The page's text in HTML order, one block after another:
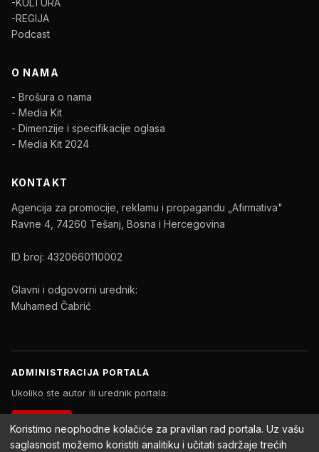
-KULTURA
-REGIJA
Podcast
O NAMA
- Brošura o nama
- Media Kit
- Dimenzije i specifikacije oglasa
- Media Kit 2024
KONTAKT
Agencija za promocije, reklamu i propagandu „Afirmativa"
Ravne 4, 74260 Tešanj, Bosna i Hercegovina
ID broj: 4320660110002
Glavni i odgovorni urednik:
Muhamed Čabrić
ADMINISTRACIJA PORTALA
Ukoliko ste autor ili urednik portala:
Koristimo neophodne kolačiće za pravilan rad portala. Uz vašu
saglasnost možemo koristiti analitiku i učitati sadržaje trećih